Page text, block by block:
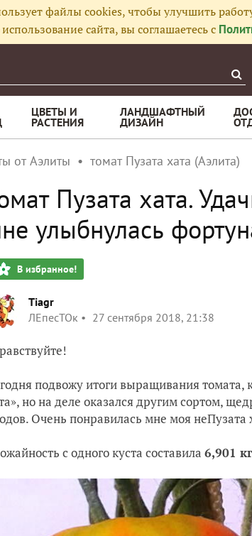
файлы cookies, чтобы улучшить
сайта, вы соглашаетесь с
ЦВЕТЫ И
РАСТЕНИЯ
ЛАНДШАФТНЫЙ
ДИЗАЙН
от Аэлиты томат Пузата хата (Аэлита)
Пузата хата.
улыбнулась
В избранное!
Tiagr
ЛЕпесТОк
27 сентября 2018, 21:38
подвожу итоги выращивания томата,
но на деле оказался другим сортом,
Очень понравилась мне моя неПузата
с одного куста составила 6,901 кг